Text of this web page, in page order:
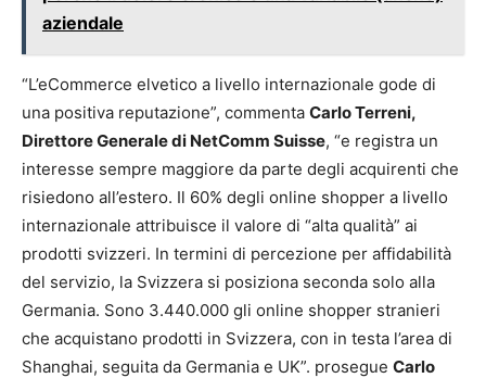
aziendale
“L’eCommerce elvetico a livello internazionale gode di
una positiva reputazione”, commenta Carlo Terreni,
Direttore Generale di NetComm Suisse, “e registra un
interesse sempre maggiore da parte degli acquirenti che
risiedono all’estero. Il 60% degli online shopper a livello
internazionale attribuisce il valore di “alta qualità” ai
prodotti svizzeri. In termini di percezione per affidabilità
del servizio, la Svizzera si posiziona seconda solo alla
Germania. Sono 3.440.000 gli online shopper stranieri
che acquistano prodotti in Svizzera, con in testa l’area di
Shanghai, seguita da Germania e UK”. prosegue Carlo